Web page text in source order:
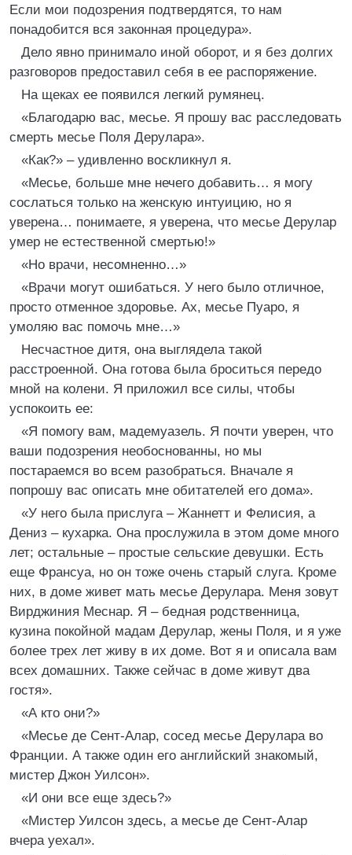
Если мои подозрения подтвердятся, то нам
понадобится вся законная процедура».
Дело явно принимало иной оборот, и я без долгих
разговоров предоставил себя в ее распоряжение.
На щеках ее появился легкий румянец.
«Благодарю вас, месье. Я прошу вас расследовать
смерть месье Поля Дерулара».
«Как?» – удивленно воскликнул я.
«Месье, больше мне нечего добавить… я могу
сослаться только на женскую интуицию, но я
уверена… понимаете, я уверена, что месье Дерулар
умер не естественной смертью!»
«Но врачи, несомненно…»
«Врачи могут ошибаться. У него было отличное,
просто отменное здоровье. Ах, месье Пуаро, я
умоляю вас помочь мне…»
Несчастное дитя, она выглядела такой
расстроенной. Она готова была броситься передо
мной на колени. Я приложил все силы, чтобы
успокоить ее:
«Я помогу вам, мадемуазель. Я почти уверен, что
ваши подозрения необоснованны, но мы
постараемся во всем разобраться. Вначале я
попрошу вас описать мне обитателей его дома».
«У него была прислуга – Жаннетт и Фелисия, а
Дениз – кухарка. Она прослужила в этом доме много
лет; остальные – простые сельские девушки. Есть
еще Франсуа, но он тоже очень старый слуга. Кроме
них, в доме живет мать месье Дерулара. Меня зовут
Вирджиния Меснар. Я – бедная родственница,
кузина покойной мадам Дерулар, жены Поля, и я уже
более трех лет живу в их доме. Вот я и описала вам
всех домашних. Также сейчас в доме живут два
гостя».
«А кто они?»
«Месье де Сент-Алар, сосед месье Дерулара во
Франции. А также один его английский знакомый,
мистер Джон Уилсон».
«И они все еще здесь?»
«Мистер Уилсон здесь, а месье де Сент-Алар
вчера уехал».